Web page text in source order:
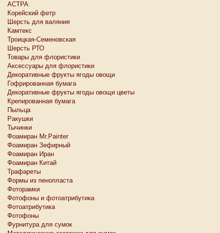
АСТРА
Корейский фетр
Шерсть для валяния
Камтекс
Троицкая-Семеновская
Шерсть РТО
Товары для флористики
Аксессуары для флористики
Декоративные фрукты ягоды овощи
Гофрированная бумага
Декоративные фрукты ягоды овощи цветы
Крепированная бумага
Пыльца
Ракушки
Тычинки
Фоамиран Mr.Painter
Фоамиран Зефирный
Фоамиран Иран
Фоамиран Китай
Трафареты
Формы из пенопласта
Фоторамки
Фотофоны и фотоатрибутика
Фотоатрибутика
Фотофоны
Фурнитура для сумок